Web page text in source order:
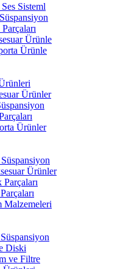
Sisteml
Ürünle
Ürünle
Ürünler
Ürünler
Ürünler
Malzemeleri
Diski
ve Filtre